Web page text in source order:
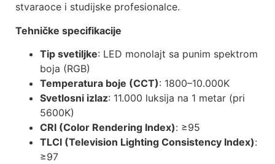
stvaraoce i studijske profesionalce.
Tehničke specifikacije
Tip svetiljke: LED monolajt sa punim spektrom
boja (RGB)
Temperatura boje (CCT): 1800–10.000K
Svetlosni izlaz: 11.000 luksija na 1 metar (pri
5600K)
CRI (Color Rendering Index): ≥95
TLCI (Television Lighting Consistency Index):
≥97